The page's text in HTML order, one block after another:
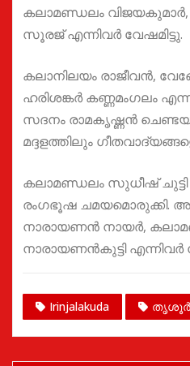
കലാമണ്ഡലം
സൂരജ് എന്നിവർ വേഷമിട്ടു.
കലാനിലയം രാജീവൻ,
ഹരിശങ്കർ കണ്ണമംഗലം
സദനം രാമകൃഷ്ണൻ
മദ്ദളത്തിലും
കലാമണ്ഡലം സുധീഷ് ചുട്ടി
രംഗഭൂഷ ചമയമൊരുക്കി.
നാരായണൻ നായർ,
നാരായണൻകുട്ടി എന്നിവർ
Irinjalakuda തൃശൂർ